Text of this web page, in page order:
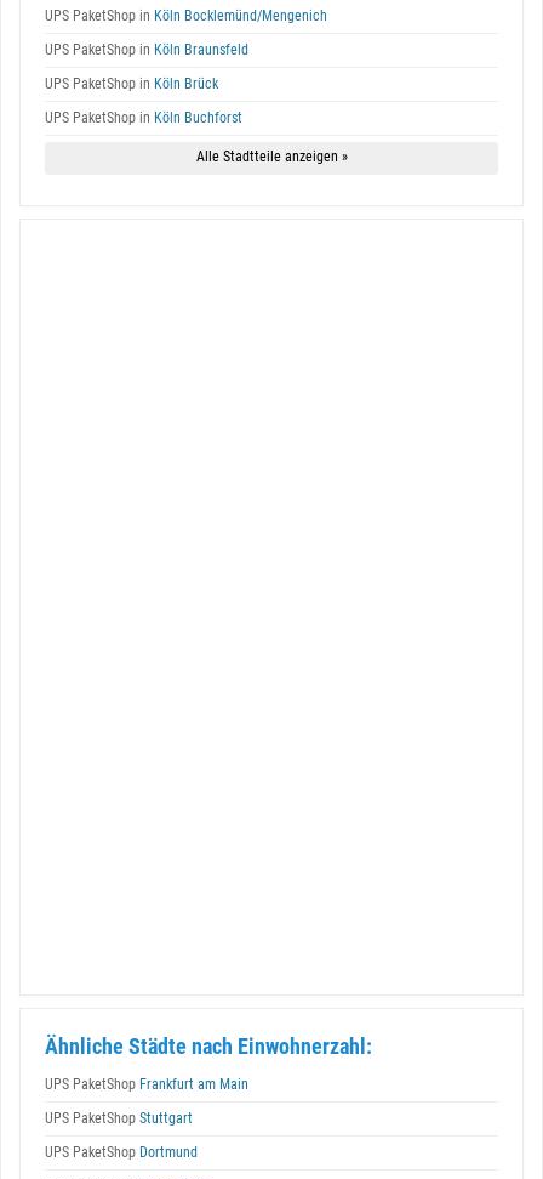
UPS PaketShop in Köln Bocklemünd/Mengenich
UPS PaketShop in Köln Braunsfeld
UPS PaketShop in Köln Brück
UPS PaketShop in Köln Buchforst
Alle Stadtteile anzeigen »
Ähnliche Städte nach Einwohnerzahl:
UPS PaketShop Frankfurt am Main
UPS PaketShop Stuttgart
UPS PaketShop Dortmund